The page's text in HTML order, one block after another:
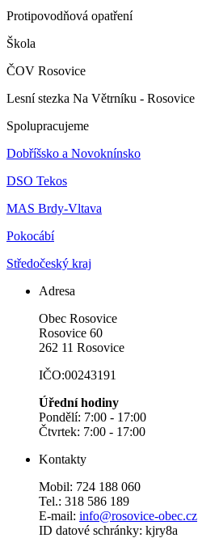
Protipovodňová opatření
Škola
ČOV Rosovice
Lesní stezka Na Větrníku - Rosovice
Spolupracujeme
Dobříšsko a Novoknínsko
DSO Tekos
MAS Brdy-Vltava
Pokocábí
Středočeský kraj
Adresa
Obec Rosovice
Rosovice 60
262 11 Rosovice
IČO:00243191
Úřední hodiny
Pondělí: 7:00 - 17:00
Čtvrtek: 7:00 - 17:00
Kontakty
Mobil: 724 188 060
Tel.: 318 586 189
E-mail: info@rosovice-obec.cz
ID datové schránky: kjry8a